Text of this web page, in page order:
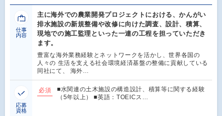
仕事
内容
主に海外での農業開発プロジェクトにおける、かんがい
排水施設の新規整備や改修に向けた調査、設計、積算、
現地での施工監理といった一連の工程を担っていただき
ます。
豊富な海外業務経験とネットワークを活かし、世界各国の
人々の 生活を支える社会環境経済基盤の整備に貢献している
同社にて、 海外…
応募
資格
必須
■水関連の土木施設の構造設計、積算等に関する経験
（5年以上） ■英語：TOEICス…